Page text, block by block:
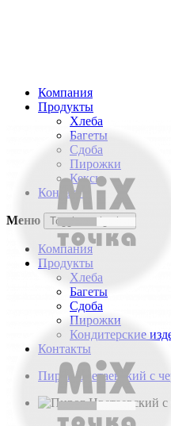
Компания
Продукты
Хлеба
Багеты
Сдоба
Пирожки
Кексы
Контакты
Меню Toggle navigation
Компания
Продукты
Хлеба
Багеты
Сдоба
Пирожки
Кондитерские
Контакты
Пирог Цветаевский с